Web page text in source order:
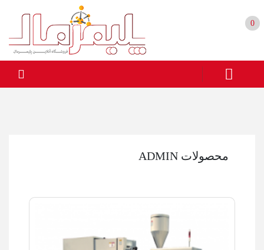
0
محصولات ADMIN